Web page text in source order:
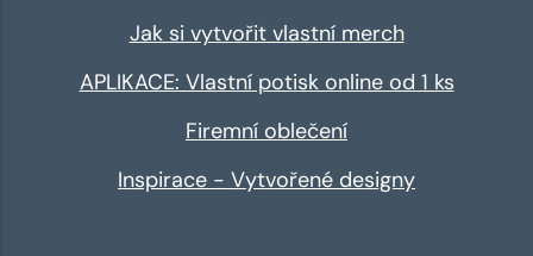
Jak si vytvořit vlastní merch
APLIKACE: Vlastní potisk online od 1 ks
Firemní oblečení
Inspirace - Vytvořené designy